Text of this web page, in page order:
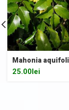
Mahonia
25.00 lei